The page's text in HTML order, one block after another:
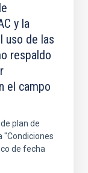
y la
uso de las
respaldo
el campo
plan de
"Condiciones
de fecha